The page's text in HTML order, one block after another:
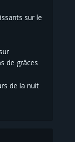
sur le
de grâces
de la nuit